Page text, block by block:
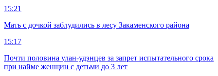
15:21
Мать с дочкой заблудились в лесу Закаменского района
15:17
Почти половина улан-удэнцев за запрет испытательного срока
при найме женщин с детьми до 3 лет